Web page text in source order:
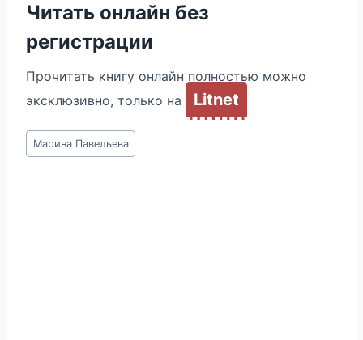
Читать онлайн без
регистрации
Прочитать книгу онлайн полностью можно
эксклюзивно, только на
Litnet
Метки
записи:
Марина Павельева